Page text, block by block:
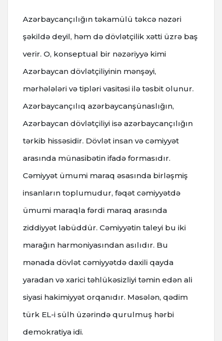
Azərbaycançılığın təkamülü təkcə nəzəri
şəkildə deyil, həm də dövlətçilik xətti üzrə baş
verir. O, konseptual bir nəzəriyyə kimi
Azərbaycan dövlətçiliyinin mənşəyi,
mərhələləri və tipləri vasitəsi ilə təsbit olunur.
Azərbaycançılıq azərbaycanşünaslığın,
Azərbaycan dövlətçiliyi isə azərbaycançılığın
tərkib hissəsidir. Dövlət insan və cəmiyyət
arasında münasibətin ifadə formasıdır.
Cəmiyyət ümumi maraq əsasında birləşmiş
insanların toplumudur, fəqət cəmiyyətdə
ümumi maraqla fərdi maraq arasında
ziddiyyət labüddür. Cəmiyyətin taleyi bu iki
marağın harmoniyasından asılıdır. Bu
mənada dövlət cəmiyyətdə daxili qayda
yaradan və xarici təhlükəsizliyi təmin edən ali
siyasi hakimiyyət orqanıdır. Məsələn, qədim
türk EL-i sülh üzərində qurulmuş hərbi
demokratiya idi.